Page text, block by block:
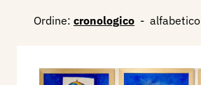
Ordine: cronologico - alfabetico